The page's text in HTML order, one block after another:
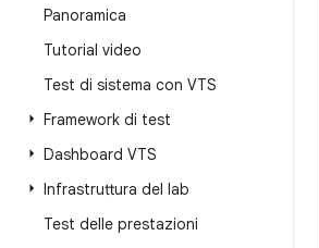
Panoramica
Tutorial video
Test di sistema con VTS
Framework di test
Dashboard VTS
Infrastruttura del lab
Test delle prestazioni